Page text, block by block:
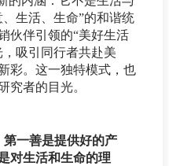
生活、生命”的和谐统
伙伴引领的“美好生活
吸引同行者共赴美
彩。这一独特模式，也
究者的目光。
一善是提供好的产
对生活和生命的理